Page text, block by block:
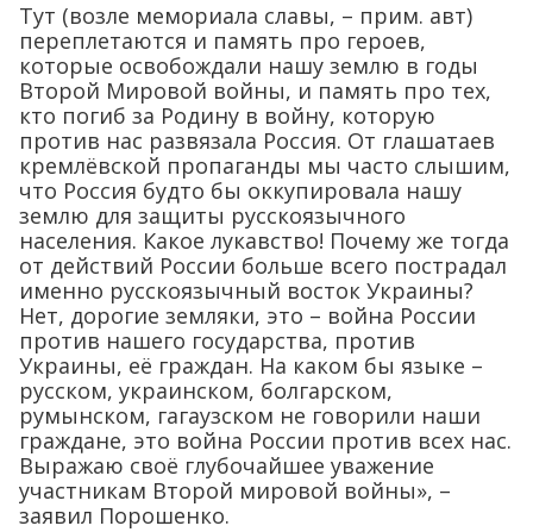
Тут (возле мемориала славы, – прим. авт)
переплетаются и память про героев,
которые освобождали нашу землю в годы
Второй Мировой войны, и память про тех,
кто погиб за Родину в войну, которую
против нас развязала Россия. От глашатаев
кремлёвской пропаганды мы часто слышим,
что Россия будто бы оккупировала нашу
землю для защиты русскоязычного
населения. Какое лукавство! Почему же тогда
от действий России больше всего пострадал
именно русскоязычный восток Украины?
Нет, дорогие земляки, это – война России
против нашего государства, против
Украины, её граждан. На каком бы языке –
русском, украинском, болгарском,
румынском, гагаузском не говорили наши
граждане, это война России против всех нас.
Выражаю своё глубочайшее уважение
участникам Второй мировой войны», –
заявил Порошенко.